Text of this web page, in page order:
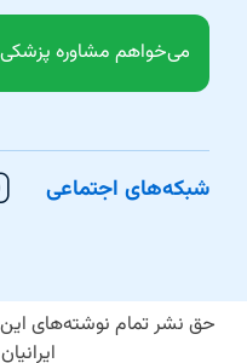
می‌خواهم مشاوره پزشکی
شبکه‌های اجتماعی
حق نشر تمام نوشته‌های